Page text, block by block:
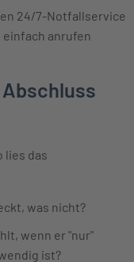
24/7-Notfallservice
einfach anrufen
lies das
was nicht?
wenn er "nur"
ist?